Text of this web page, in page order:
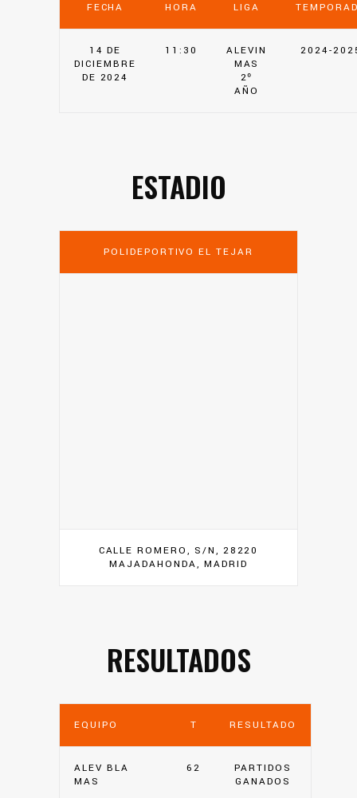
FECHA HORA LIGA
14 DE
DICIEMBRE
DE 2024
11:30
ALEVIN
MAS
2º
AÑO
2024-
ESTADIO
POLIDEPORTIVO EL TEJAR
CALLE ROMERO, S/N, 28220
MAJADAHONDA, MADRID
RESULTADOS
EQUIPO T RESULTADO
ALEV BLA
MAS
62
PARTIDOS
GANADOS